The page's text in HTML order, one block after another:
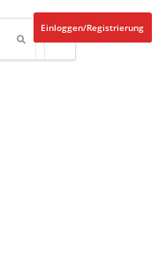
Einloggen/Registrierung